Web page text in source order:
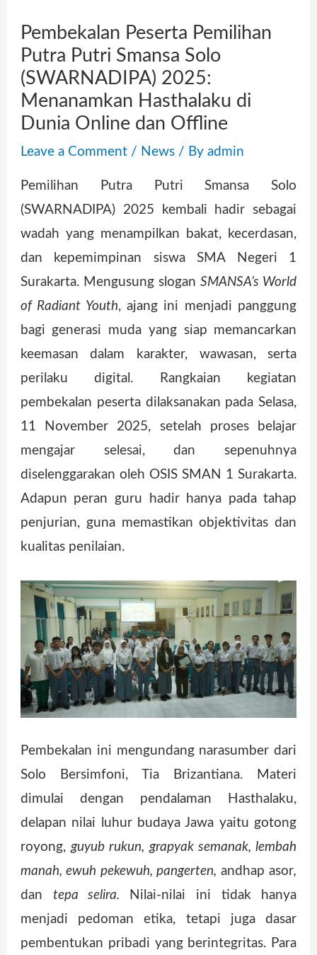
Pembekalan Peserta Pemilihan
Putra Putri Smansa Solo
(SWARNADIPA) 2025:
Menanamkan Hasthalaku di
Dunia Online dan Offline
Leave a Comment / News/ By admin
Pemilihan Putra Putri Smansa Solo
(SWARNADIPA) 2025 kembali hadir sebagai
wadah yang menampilkan bakat, kecerdasan,
dan kepemimpinan siswa SMA Negeri 1
Surakarta. Mengusung sloganSMANSA’s World
of Radiant Youth, ajang ini menjadi panggung
bagi generasi muda yang siap memancarkan
keemasan dalam karakter, wawasan, serta
perilaku digital. Rangkaian kegiatan
pembekalan peserta dilaksanakan pada Selasa,
11 November 2025, setelah proses belajar
mengajar selesai, dan sepenuhnya
diselenggarakan oleh OSIS SMAN 1 Surakarta.
Adapun peran guru hadir hanya pada tahap
penjurian, guna memastikan objektivitas dan
kualitas penilaian.
Pembekalan ini mengundang narasumber dari
Solo Bersimfoni, Tia Brizantiana. Materi
dimulai dengan pendalaman Hasthalaku,
delapan nilai luhur budaya Jawa yaitu gotong
royong,guyub rukun, grapyak semanak, lembah
manah, ewuh pekewuh, pangerten, andhap asor,
dan tepa selira.
Nilai-nilai ini tidak hanya
menjadi pedoman etika, tetapi juga dasar
pembentukan pribadi yang berintegritas. Para